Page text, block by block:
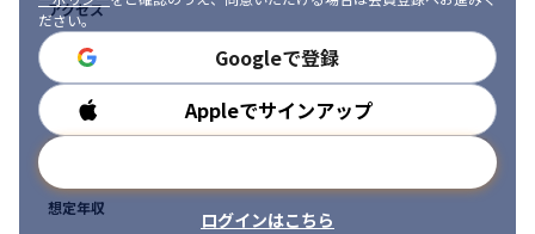
・製造業支援を通じて、地域経済の活性化や技術の継承/発展に貢
献できる仕事です
・企画面、技術選定から関わることができる裁量の大きいポジシ
ョンです
・2年以内に50名体制を目標にしているため、立ち上げメンバーと
してCTOやテックリード、PM、事業責任者と抜擢が可能なタイミ
ングです
ださい。
Googleで登録
Appleでサインアップ
ログインはこちら
アクセス
勤務時間
想定年収